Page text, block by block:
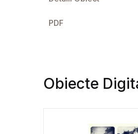
PDF
Obiecte